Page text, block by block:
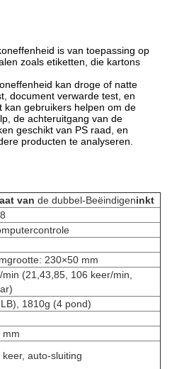
oneffenheid is van toepassing op
zoals etiketten, die kartons
kan droge of natte
document verwarde test, en
kan gebruikers helpen om de
de achteruitgang van de
geschikt van PS raad, en
producten te analyseren.
van de dubbel-Beëindigeninkt
230×50 mm
(21,43,85, 106 keer/min,
1810g (4 pond)
mm
auto-sluiting